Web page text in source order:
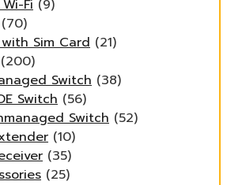
Fi (9)
(70)
Sim Card (21)
(200)
Switch (38)
Switch (56)
Switch (52)
(10)
(35)
(25)